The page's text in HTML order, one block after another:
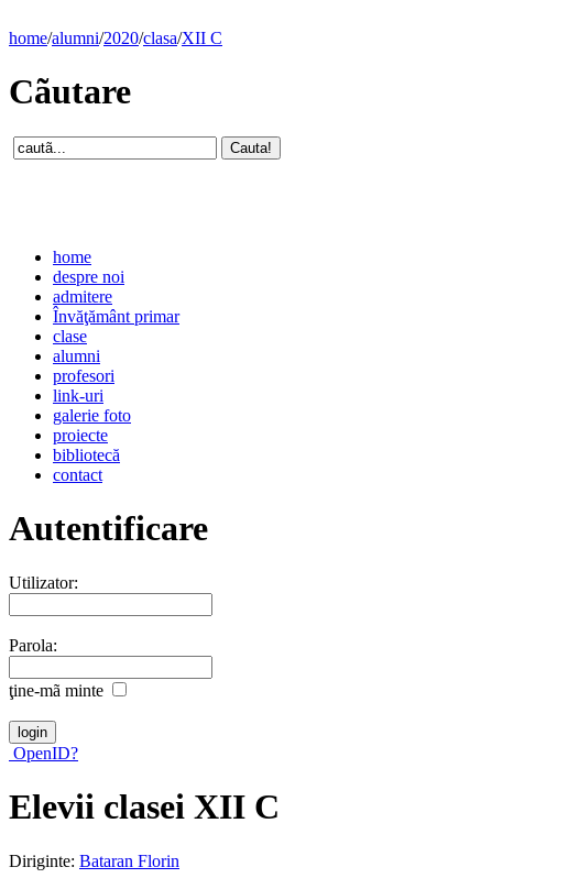
home/alumni/2020/clasa/XII C
Cãutare
home
despre noi
admitere
Învăţământ primar
clase
alumni
profesori
link-uri
galerie foto
proiecte
bibliotecă
contact
Autentificare
Utilizator:
Parola:
ţine-mã minte
OpenID?
Elevii clasei XII C
Diriginte: Bataran Florin